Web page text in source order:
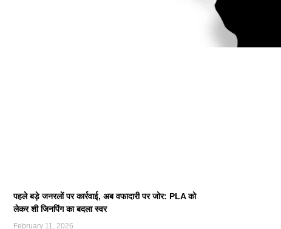
पहले बड़े जनरलों पर कार्रवाई, अब वफादारी पर जोर: PLA को
लेकर शी जिनपिंग का बदला स्वर
February 11, 2026